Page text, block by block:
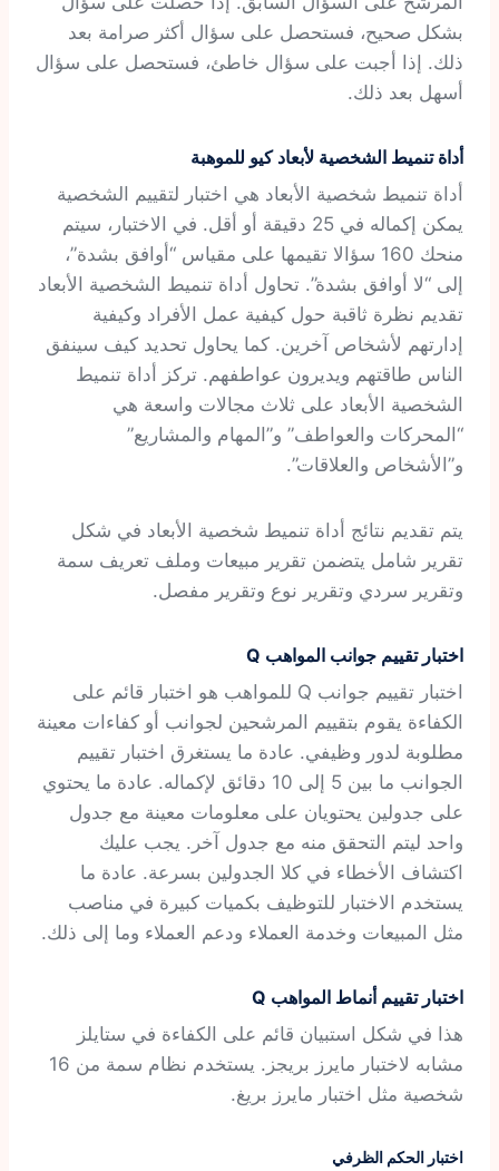
بشكل صحيح، فستحصل على سؤال أكثر صرامة بعد
ذلك. إذا أجبت على سؤال خاطئ، فستحصل على سؤال
أسهل بعد ذلك.
أداة تنميط الشخصية لأبعاد كيو للموهبة
أداة تنميط شخصية الأبعاد هي اختبار لتقييم الشخصية
يمكن إكماله في 25 دقيقة أو أقل. في الاختبار، سيتم
منحك 160 سؤالا تقيمها على مقياس “أوافق بشدة”،
إلى “لا أوافق بشدة”. تحاول أداة تنميط الشخصية الأبعاد
تقديم نظرة ثاقبة حول كيفية عمل الأفراد وكيفية
إدارتهم لأشخاص آخرين. كما يحاول تحديد كيف سينفق
الناس طاقتهم ويديرون عواطفهم. تركز أداة تنميط
الشخصية الأبعاد على ثلاث مجالات واسعة هي
“المحركات والعواطف” و”المهام والمشاريع”
و”الأشخاص والعلاقات”.
يتم تقديم نتائج أداة تنميط شخصية الأبعاد في شكل
تقرير شامل يتضمن تقرير مبيعات وملف تعريف سمة
وتقرير سردي وتقرير نوع وتقرير مفصل.
اختبار تقييم جوانب المواهب Q
اختبار تقييم جوانب Q للمواهب هو اختبار قائم على
الكفاءة يقوم بتقييم المرشحين لجوانب أو كفاءات معينة
مطلوبة لدور وظيفي. عادة ما يستغرق اختبار تقييم
الجوانب ما بين 5 إلى 10 دقائق لإكماله. عادة ما يحتوي
على جدولين يحتويان على معلومات معينة مع جدول
واحد ليتم التحقق منه مع جدول آخر. يجب عليك
اكتشاف الأخطاء في كلا الجدولين بسرعة. عادة ما
يستخدم الاختبار للتوظيف بكميات كبيرة في مناصب
مثل المبيعات وخدمة العملاء ودعم العملاء وما إلى ذلك.
اختبار تقييم أنماط المواهب Q
هذا في شكل استبيان قائم على الكفاءة في ستايلز
مشابه لاختبار مايرز بريجز. يستخدم نظام سمة من 16
شخصية مثل اختبار مايرز بريغ.
اختبار الحكم الظرفي